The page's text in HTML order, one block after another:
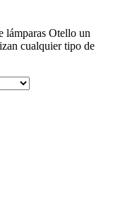
lámparas Otello un
cualquier tipo de